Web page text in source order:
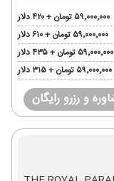
۵۹٬۰۰۰٬۰۰۰ تومان + ۴۲۰ دلار
۵۹٬۰۰۰٬۰۰۰ تومان + ۶۱۰ دلار
۵۹٬۰۰۰٬۰۰۰ تومان + ۴۳۵ دلار
۵۹٬۰۰۰٬۰۰۰ تومان + ۳۱۵ دلار
و رزرو رایگان